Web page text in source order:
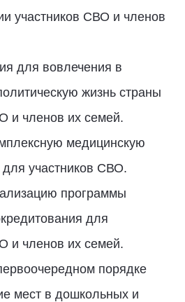
участников СВО и членов
для вовлечения в
жизнь страны
и членов их семей.
медицинскую
участников СВО.
программы
для
и членов их семей.
порядке
мест в дошкольных и